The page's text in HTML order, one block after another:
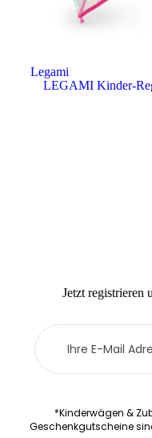
Legami
LEGAMI Kinder-
Jetzt registrieren
Newsletter
Anmeldung
*Kinderwägen &
Geschenkgutscheine